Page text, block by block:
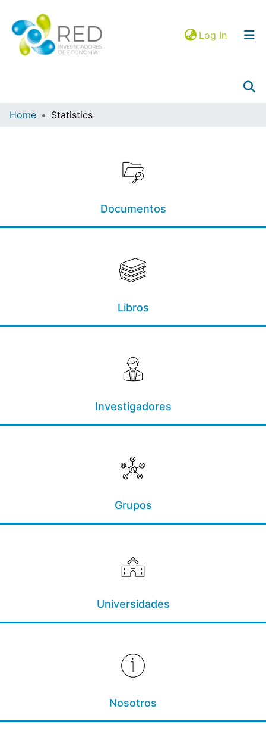
Log In(current)
Home Statistics
Documentos
Libros
Investigadores
Grupos
Universidades
Nosotros